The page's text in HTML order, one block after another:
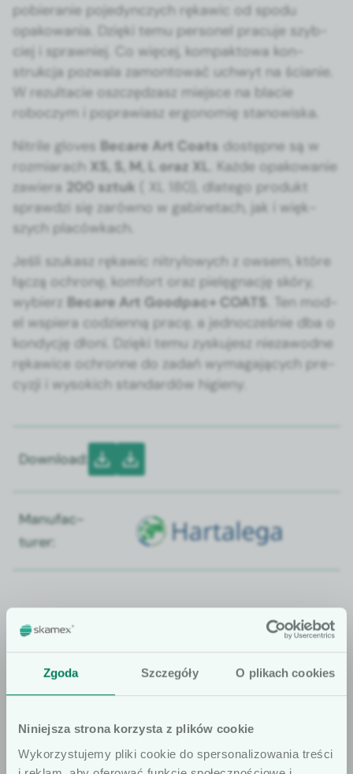
Zgoda Szczegóły O plikach cookies
Niniejsza strona korzysta z plików cookie
Wykorzystujemy pliki cookie do spersonalizowania treści
pobieranie poje­dynczych rękaw­ic od spo­du
opakowa­nia. Dzię­ki temu per­son­el pracu­je szy­b­
ciej i sprawniej. Co więcej, kom­pak­towa kon­
strukc­ja pozwala zamon­tować uch­wyt na ścian­ie.
W rezulta­cie oszczędza­sz miejsce na blac­ie
roboczym i popraw­iasz ergonomię stanowiska.
Nitrile gloves Becare Art Coats dostęp­ne są w
rozmi­arach XS, S, M, L oraz XL . Każde opakowanie
zaw­iera 200 sztuk ( XL 180), dlat­ego pro­dukt
sprawdzi się zarówno w gabi­ne­tach, jak i więk­
szych placówkach.
Jeśli szukasz rękaw­ic nit­ry­lowych z owsem, które
łączą ochronę, kom­fort oraz pielę­gnację skóry,
wybierz Becare Art Good­pac+ COATS . Ten mod­
el wspiera codzi­en­ną pracę, a jed­nocześnie dba o
kondy­cję dłoni. Dzię­ki temu zysku­jesz nieza­wodne
rękaw­ice ochronne do zadań wyma­ga­ją­cych pre­
cyzji i wyso­kich stan­dard­ów higieny.
Down­load:
Man­u­fac­
tur­er:
If you have any questions about our
offer, remember that we are at your
Find an advi­sor